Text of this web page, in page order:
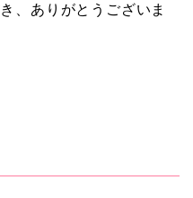
、ありがとうございま